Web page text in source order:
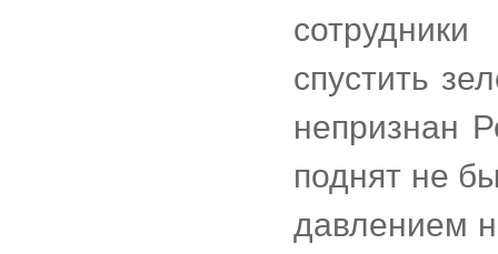
спустить
непризнан
поднят не
давлением